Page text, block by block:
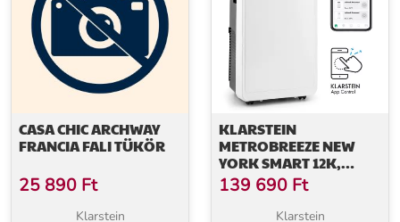
CASA CHIC ARCHWAY
FRANCIA FALI TÜKÖR
25 890 Ft
Klarstein
KLARSTEIN
METROBREEZE NEW
YORK SMART 12K,
MOBIL KLÍMA, 12000
BTU / 3,5 KW, A
ENERGIAOSZTÁLY,
139 690 Ft
Klarstein